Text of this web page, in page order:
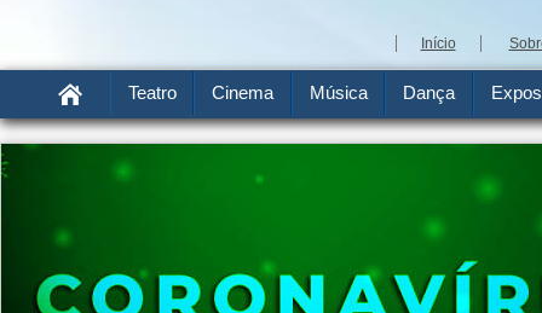
Início
Teatro Cinema Música Dança